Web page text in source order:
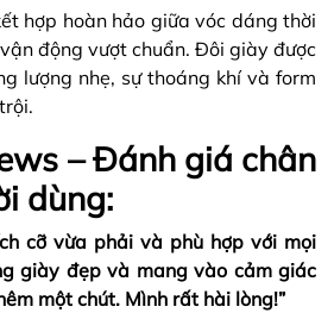
hợp hoàn hảo giữa vóc dáng thời
động vượt chuẩn. Đôi giày được
lượng nhẹ, sự thoáng khí và form
– Đánh giá chân
dùng:
cỡ vừa phải và phù hợp với mọi
giày đẹp và mang vào cảm giác
một chút. Mình rất hài lòng!”